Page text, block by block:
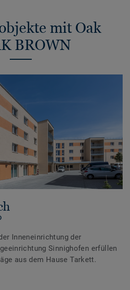
mit Oak
BROWN
Inneneinrichtung der
Sinnighofen erfüllen
aus dem Hause Tarkett.